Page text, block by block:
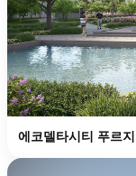
에코델타시티 푸르